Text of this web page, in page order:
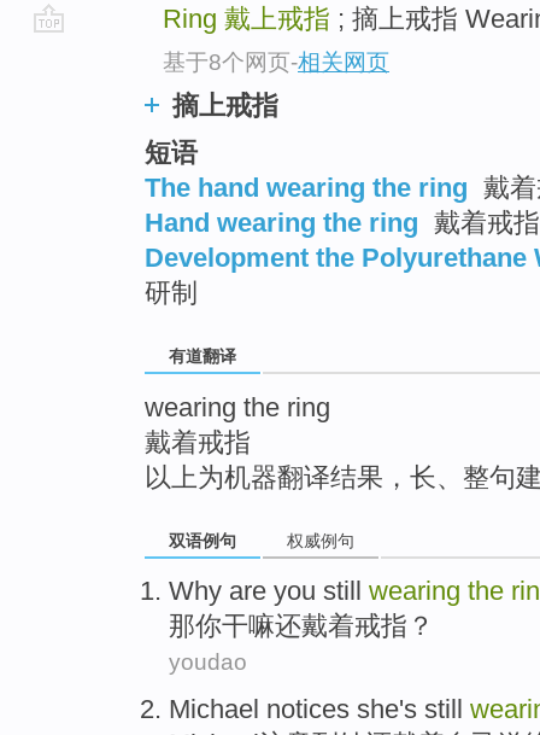
Ring 戴上戒指 ; 摘上戒指
基于8个网页-相关网页
摘上戒指
短语
The hand wearing the ring 戴
Hand wearing the ring 戴着戒
Development the Polyurethane
研制
有道翻译
wearing the ring
戴着戒指
以上为机器翻译结果，长、整句
双语例句 权威例句
Why are you still wearing the
那你干嘛还戴着戒指？
youdao
Michael notices she's still